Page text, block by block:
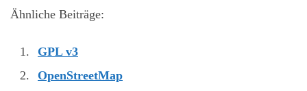
Ähnliche Beiträge:
GPL v3
OpenStreetMap